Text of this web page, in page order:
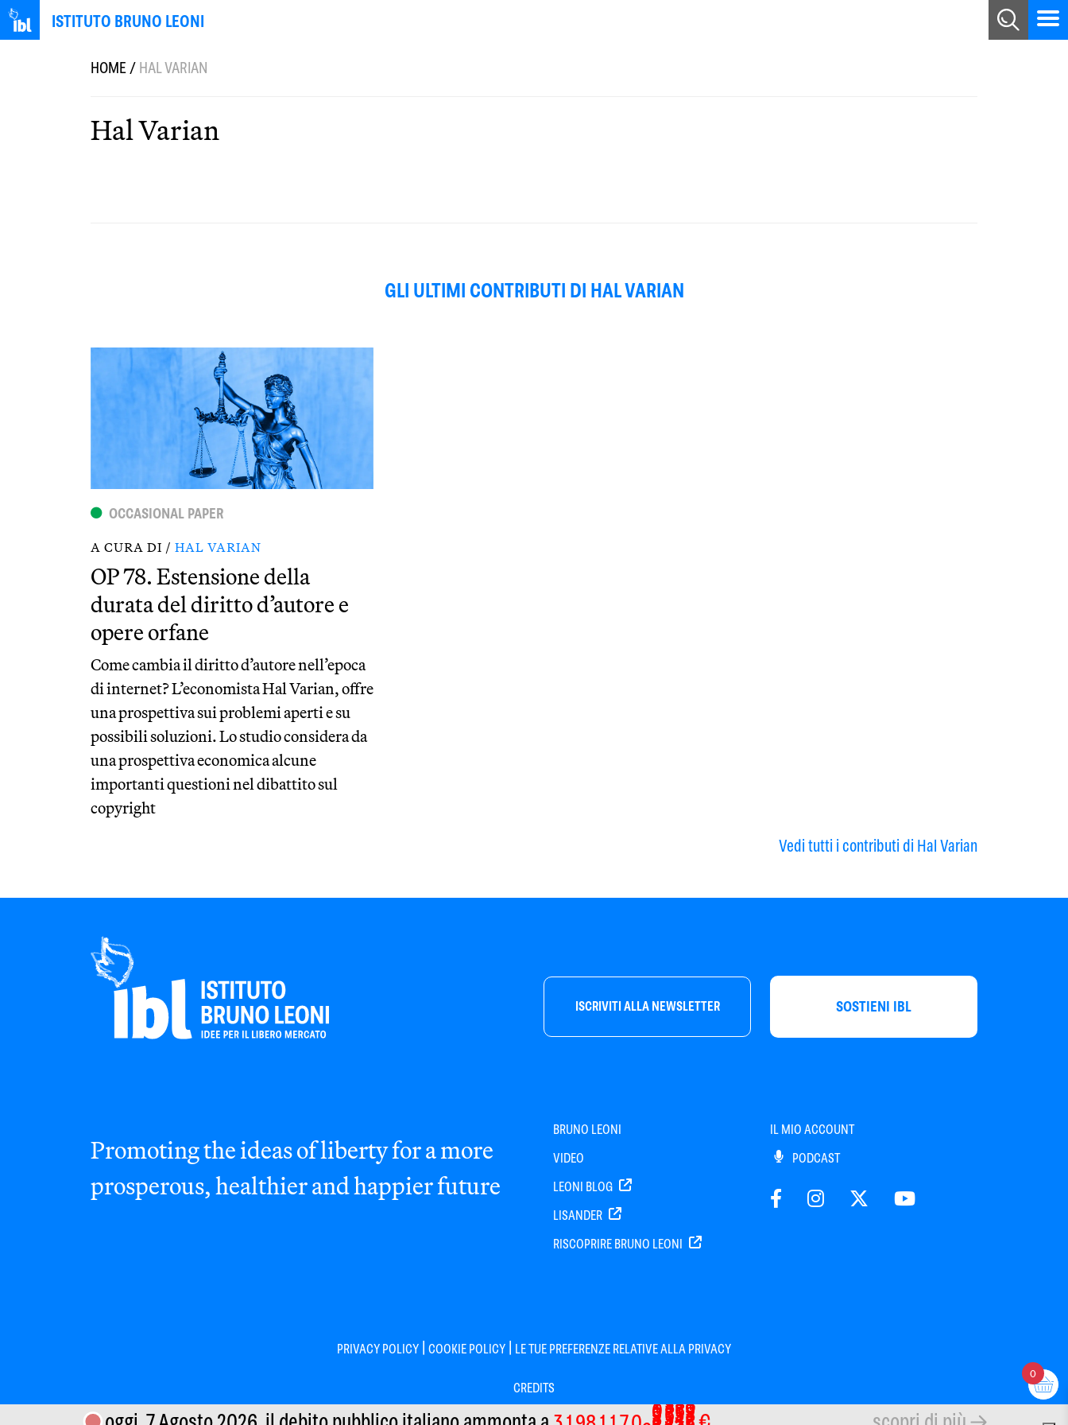
ISTITUTO BRUNO LEONI
HOME/HAL VARIAN
Hal Varian
GLI ULTIMI CONTRIBUTI DI HAL VARIAN
OCCASIONAL PAPER
A CURA DI / HAL VARIAN
OP 78. Estensione della
durata del diritto d’autore e
opere orfane
Come cambia il diritto d’autore nell’epoca
di internet? L’economista Hal Varian, offre
una prospettiva sui problemi aperti e su
possibili soluzioni. Lo studio considera da
una prospettiva economica alcune
importanti questioni nel dibattito sul
copyright
Vedi tutti i contributi di Hal Varian
ISCRIVITI ALLA NEWSLETTER SOSTIENI IBL
Promoting the ideas of liberty for a more
prosperous, healthier and happier future
BRUNO LEONI
VIDEO
LEONI BLOG
LISANDER
RISCOPRIRE BRUNO LEONI
IL MIO ACCOUNT
PODCAST
PRIVACY POLICY | COOKIE POLICY | LE TUE PREFERENZE RELATIVE ALLA PRIVACY
CREDITS
75214
0